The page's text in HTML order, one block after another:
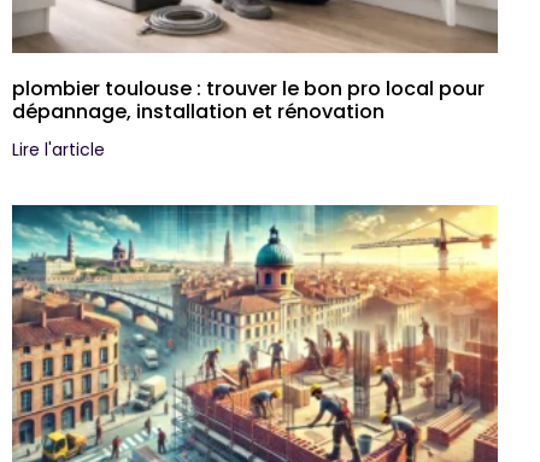
plombier toulouse : trouver le bon pro local pour
dépannage, installation et rénovation
Lire l'article